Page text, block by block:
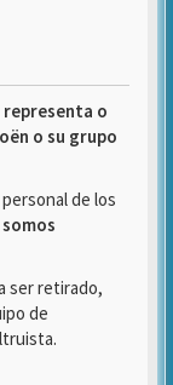
o
o su grupo
de los
ser retirado,
de